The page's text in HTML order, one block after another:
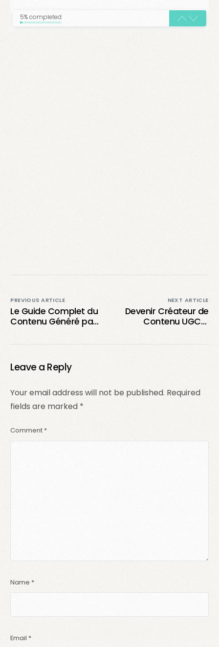
5% completed
PREVIOUS ARTICLE
Le Guide Complet du
Contenu Généré par
Instagram
NEXT ARTICLE
Devenir Créateur de
Contenu UGC à
Pratique et Astuces
Leave a Reply
Your email address will not be published. Required
fields are marked *
Comment *
Name *
Email *